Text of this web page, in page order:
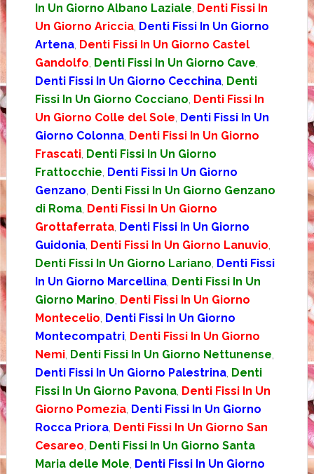
In Un Giorno Albano Laziale Denti Fissi In
Un Giorno Ariccia, Denti Fissi In Un Giorno
Artena, Denti Fissi In Un Giorno Castel
Gandolfo Denti Fissi In Un Giorno Cave
Denti Fissi In Un Giorno Cecchina, Denti
Fissi In Un Giorno Cocciano Denti Fissi In
Un Giorno Colle del Sole Denti Fissi In Un
Giorno Colonna, Denti Fissi In Un Giorno
Frascati, Denti Fissi In Un Giorno
Frattocchie Denti Fissi In Un Giorno
Genzano Denti Fissi In Un Giorno Genzano
di Roma, Denti Fissi In Un Giorno
Grottaferrata, Denti Fissi In Un Giorno
Guidonia, Denti Fissi In Un Giorno Lanuvio
Denti Fissi In Un Giorno Lariano Denti Fissi
In Un Giorno Marcellina, Denti Fissi In Un
Giorno Marino Denti Fissi In Un Giorno
Montecelio Denti Fissi In Un Giorno
Montecompatri, Denti Fissi In Un Giorno
Nemi, Denti Fissi In Un Giorno Nettunense
Denti Fissi In Un Giorno Palestrina, Denti
Fissi In Un Giorno Pavona, Denti Fissi In Un
Giorno Pomezia, Denti Fissi In Un Giorno
Rocca Priora, Denti Fissi In Un Giorno San
Cesareo Denti Fissi In Un Giorno Santa
Maria delle Mole Denti Fissi In Un Giorno